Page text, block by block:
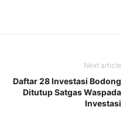
Next article
Daftar 28 Investasi Bodong
Ditutup Satgas Waspada
Investasi